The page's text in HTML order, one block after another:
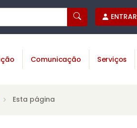
ENTRAR
Comunicação Serviços
Esta página